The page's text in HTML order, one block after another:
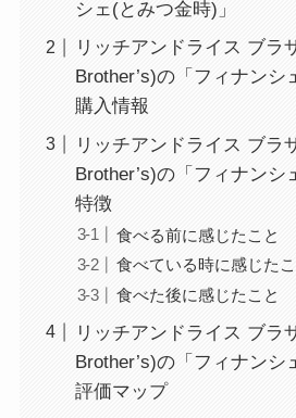
シェ(とみつ金時)」
リッチアンドライス ブラ
Brother’s)の「フィナン
購入情報
リッチアンドライス ブラ
Brother’s)の「フィナン
特徴
食べる前に感じたこと
食べている時に感じた
食べた後に感じたこと
リッチアンドライス ブラ
Brother’s)の「フィナン
評価マップ